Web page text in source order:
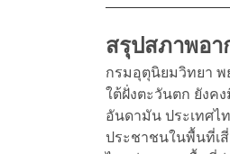
สรุปสภาพอ
กรมอุตุนิยมวิทยา พ
ใต้ฝั่งตะวันตก ยังค
อันดามัน ประเทศไ
ประชาชนในพื้นที่เสี่